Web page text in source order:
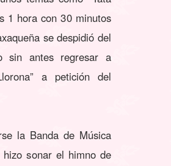
1 hora con 30 minutos
se despidió del
sin antes regresar a
a petición del
la Banda de Música
hizo sonar el himno de